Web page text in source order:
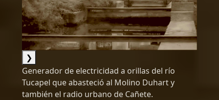
❯
Generador de electricidad a orillas del río
Tucapel que abasteció al Molino Duhart y
también el radio urbano de Cañete.